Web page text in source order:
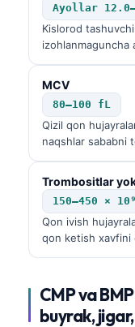
Ayollar
Kislorod
izohlanmaguncha
MCV
80–100 fL
Qizil qon
naqshlar sababni
Trombositlar
150–450 ×
Qon ivish
qon ketish xavfini
CMP va
buyrak,